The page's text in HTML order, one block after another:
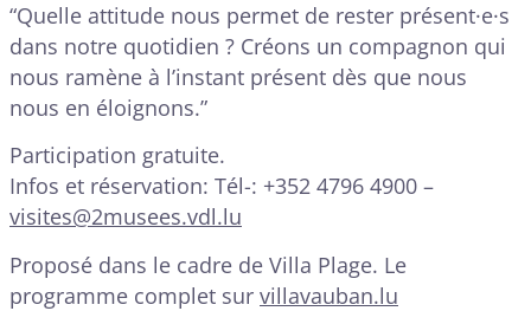
“Quelle attitude nous permet de rester présent·e·s
dans notre quotidien ? Créons un compagnon qui
nous ramène à l’instant présent dès que nous
nous en éloignons.”
Participation gratuite.
Infos et réservation: Tél-: +352 4796 4900 –
visites@2musees.vdl.lu
Proposé dans le cadre de Villa Plage. Le
programme complet sur villavauban.lu